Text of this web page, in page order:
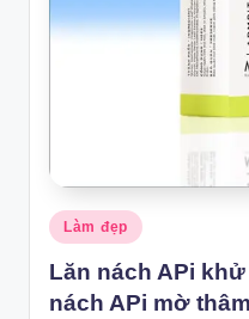
Posted
in
Làm đẹp
Lăn nách APi
nách APi mờ